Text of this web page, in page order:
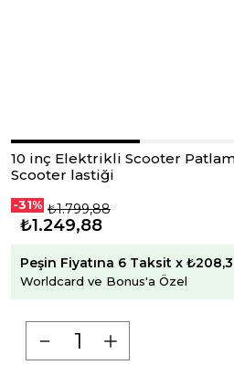
10 inç Elektrikli Scooter
Scooter lastiği
-31% ₺1.799,88
₺1.249,88
Peşin Fiyatına 6 Taksit x
Worldcard ve Bonus'a Özel